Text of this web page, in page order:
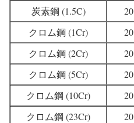
炭素鋼 (1.5C)
20
クロム鋼 (1Cr)
20
クロム鋼 (2Cr)
20
クロム鋼 (5Cr)
20
クロム鋼 (10Cr)
20
クロム鋼 (23Cr)
20